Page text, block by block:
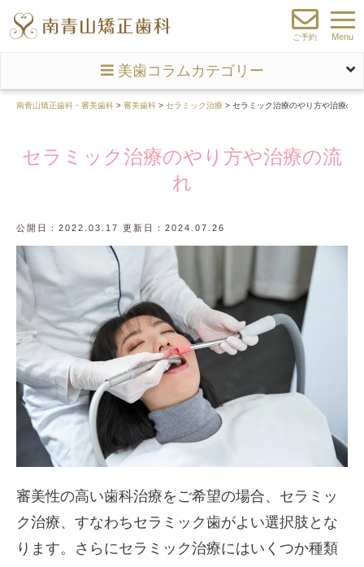
ご予約 Menu
美歯コラムカテゴリー
南青山矯正歯科・審美歯科 > 審美歯科 > セラミック治療 > セラミック治療のやり方や治療の流
セラミック治療のやり方や治療の流
れ
公開日：2022.03.17 更新日：2024.07.26
審美性の高い歯科治療をご希望の場合、セラミッ
ク治療、すなわちセラミック歯がよい選択肢とな
ります。さらにセラミック治療にはいくつか種類